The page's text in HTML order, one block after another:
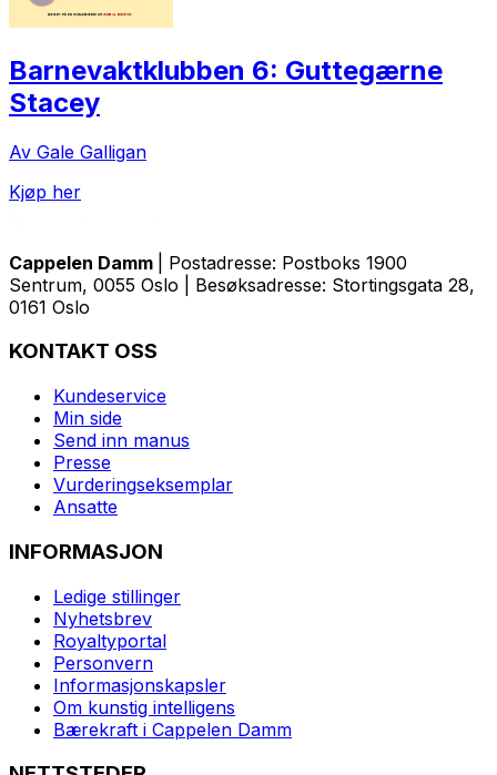
Barnevaktklubben 6: Guttegærne
Stacey
Av Gale Galligan
Kjøp her
Cappelen Damm
| Postadresse: Postboks 1900
Sentrum, 0055 Oslo | Besøksadresse: Stortingsgata 28,
0161 Oslo
KONTAKT OSS
Kundeservice
Min side
Send inn manus
Presse
Vurderingseksemplar
Ansatte
INFORMASJON
Ledige stillinger
Nyhetsbrev
Royaltyportal
Personvern
Informasjonskapsler
Om kunstig intelligens
Bærekraft i Cappelen Damm